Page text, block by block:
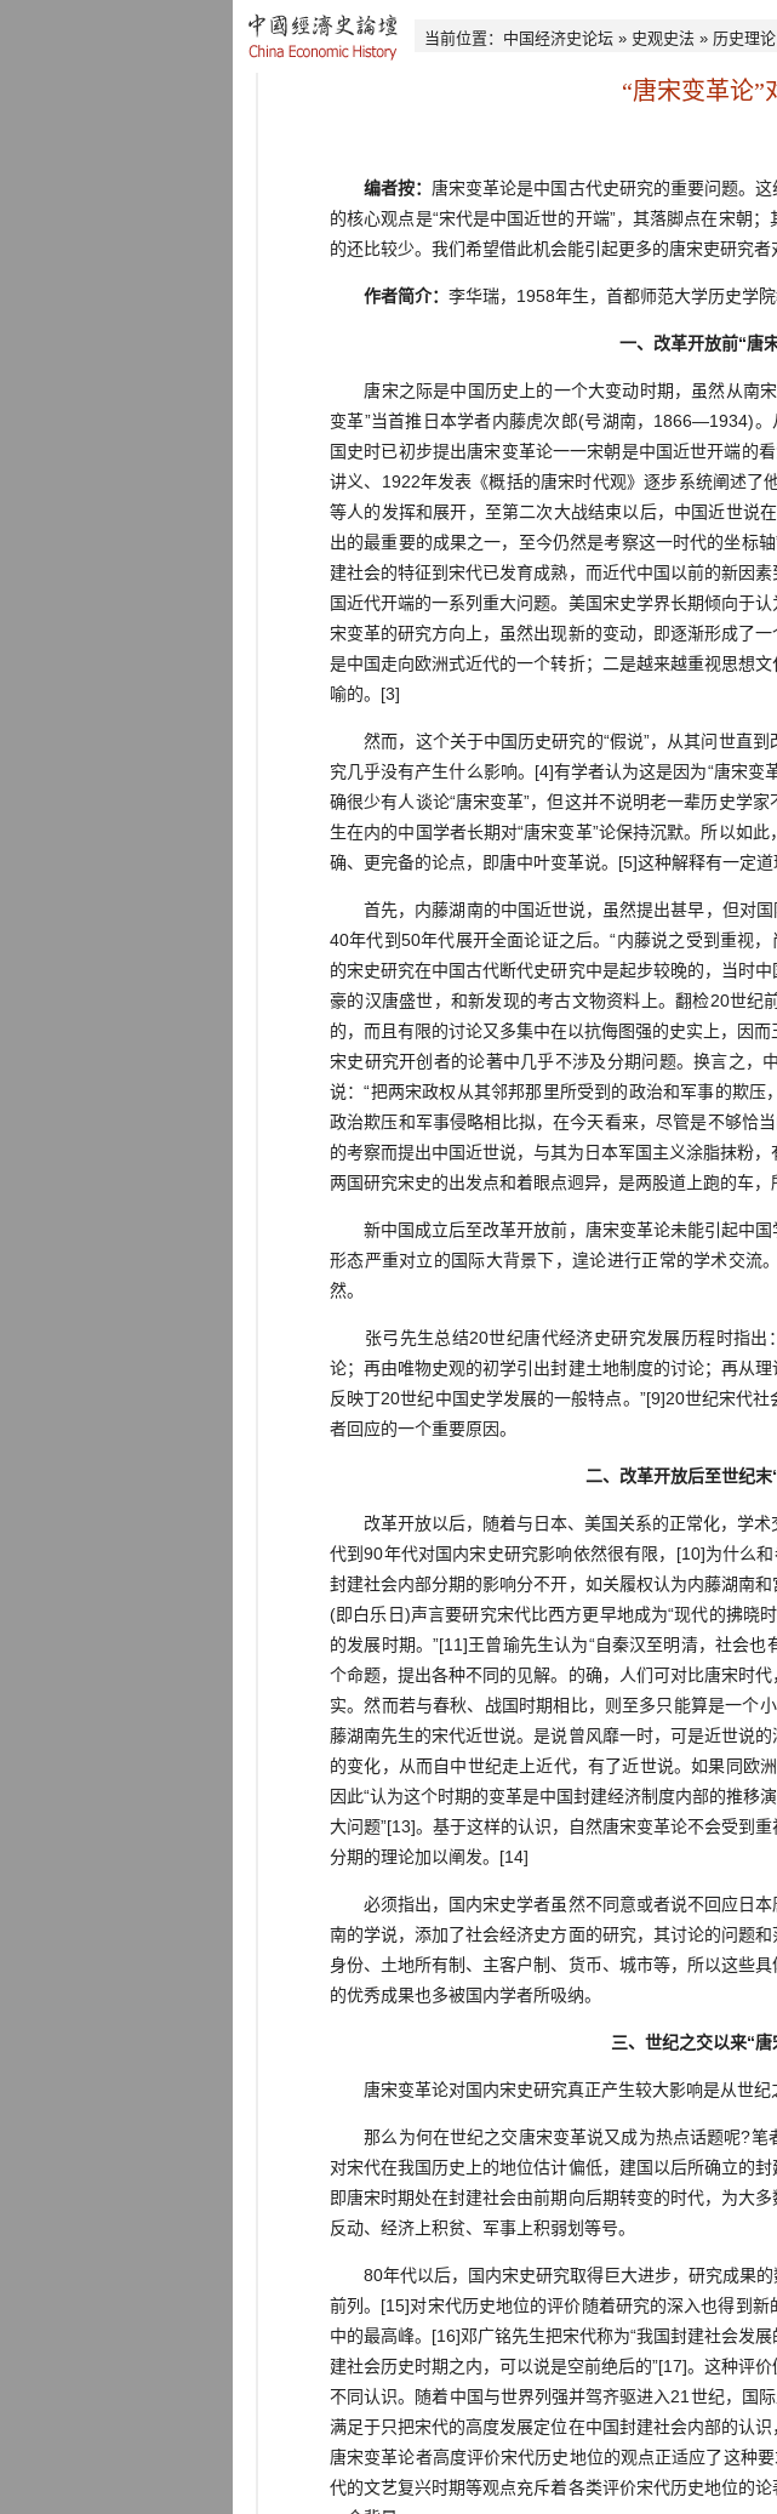
当前位置： 中国经济史论坛 » 史观史法 » 历史理论
“唐宋变革论”
编者按： 唐宋变革论是中国古代史研究的重要问题。
的核心观点是“宋代是中国近世的开端”，其落脚点在宋朝
的还比较少。我们希望借此机会能引起更多的唐宋吏研究者
作者简介： 李华瑞，1958年生，首都师范大学历史学
一、改革开放前“唐
唐宋之际是中国历史上的一个大变动时期，虽然从南宋
变革”当首推日本学者内藤虎次郎(号湖南，1866—1934)
国史时已初步提出唐宋变革论一一宋朝是中国近世开端的
讲义、1922年发表《概括的唐宋时代观》逐步系统阐述了
等人的发挥和展开，至第二次大战结束以后，中国近世说
出的最重要的成果之一，至今仍然是考察这一时代的坐标
建社会的特征到宋代已发育成熟，而近代中国以前的新因
国近代开端的一系列重大问题。美国宋史学界长期倾向于
宋变革的研究方向上，虽然出现新的变动，即逐渐形成了
是中国走向欧洲式近代的一个转折；二是越来越重视思想
喻的。[3]
然而，这个关于中国历史研究的“假说”，从其问世直到
究几乎没有产生什么影响。[4]有学者认为这是因为“唐宋
确很少有人谈论“唐宋变革”，但这并不说明老一辈历史学
生在内的中国学者长期对“唐宋变革”论保持沉默。所以如
确、更完备的论点，即唐中叶变革说。[5]这种解释有一定道
首先，内藤湖南的中国近世说，虽然提出甚早，但对国
40年代到50年代展开全面论证之后。“内藤说之受到重视
的宋史研究在中国古代断代史研究中是起步较晚的，当时
豪的汉唐盛世，和新发现的考古文物资料上。翻检20世纪
的，而且有限的讨论又多集中在以抗侮图强的史实上，因
宋史研究开创者的论著中几乎不涉及分期问题。换言之，
说：“把两宋政权从其邻邦那里所受到的政治和军事的欺
政治欺压和军事侵略相比拟，在今天看来，尽管是不够恰
的考察而提出中国近世说，与其为日本军国主义涂脂抹粉
两国研究宋史的出发点和着眼点迥异，是两股道上跑的车
新中国成立后至改革开放前，唐宋变革论未能引起中国
形态严重对立的国际大背景下，遑论进行正常的学术交流
然。
张弓先生总结20世纪唐代经济史研究发展历程时指出
论；再由唯物史观的初学引出封建土地制度的讨论；再从
反映丁20世纪中国史学发展的一般特点。”[9]20世纪宋代
者回应的一个重要原因。
二、改革开放后至世纪
改革开放以后，随着与日本、美国关系的正常化，学术
代到90年代对国内宋史研究影响依然很有限，[10]为什么
封建社会内部分期的影响分不开，如关履权认为内藤湖南
(即白乐日)声言要研究宋代比西方更早地成为“现代的拂晓
的发展时期。”[11]王曾瑜先生认为“自秦汉至明清，社会
个命题，提出各种不同的见解。的确，人们可对比唐宋时
实。然而若与春秋、战国时期相比，则至多只能算是一个
藤湖南先生的宋代近世说。是说曾风靡一时，可是近世说
的变化，从而自中世纪走上近代，有了近世说。如果同欧
因此“认为这个时期的变革是中国封建经济制度内部的推移
大问题”[13]。基于这样的认识，自然唐宋变革论不会受到
分期的理论加以阐发。[14]
必须指出，国内宋史学者虽然不同意或者说不回应日本
南的学说，添加了社会经济史方面的研究，其讨论的问题
身份、土地所有制、主客户制、货币、城市等，所以这些
的优秀成果也多被国内学者所吸纳。
三、世纪之交以来“
唐宋变革论对国内宋史研究真正产生较大影响是从世纪
那么为何在世纪之交唐宋变革说又成为热点话题呢?笔
对宋代在我国历史上的地位估计偏低，建国以后所确立的
即唐宋时期处在封建社会由前期向后期转变的时代，为大
反动、经济上积贫、军事上积弱划等号。
80年代以后，国内宋史研究取得巨大进步，研究成果的
前列。[15]对宋代历史地位的评价随着研究的深入也得到
中的最高峰。[16]邓广铭先生把宋代称为“我国封建社会发
建社会历史时期之内，可以说是空前绝后的”[17]。这种评
不同认识。随着中国与世界列强并驾齐驱进入21世纪，国
满足于只把宋代的高度发展定位在中国封建社会内部的认
唐宋变革论者高度评价宋代历史地位的观点正适应了这种
代的文艺复兴时期等观点充斥着各类评价宋代历史地位的